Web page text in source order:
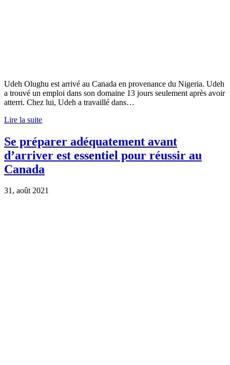
Udeh Olughu est arrivé au Canada en provenance du Nigeria. Udeh
a trouvé un emploi dans son domaine 13 jours seulement après avoir
atterri. Chez lui, Udeh a travaillé dans…
Lire la suite
Se préparer adéquatement avant
d’arriver est essentiel pour réussir au
Canada
31, août 2021